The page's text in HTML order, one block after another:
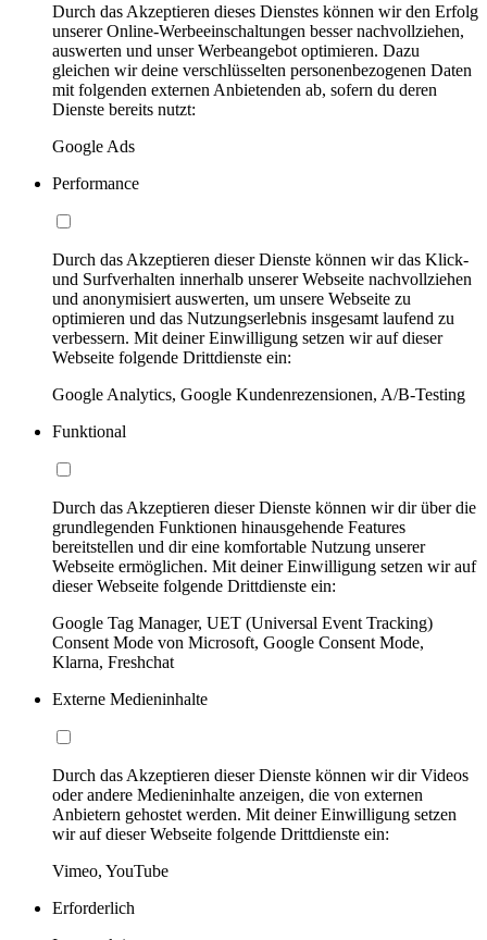
Durch das Akzeptieren dieses Dienstes können wir den Erfolg
unserer Online-Werbeeinschaltungen besser nachvollziehen,
auswerten und unser Werbeangebot optimieren. Dazu
gleichen wir deine verschlüsselten personenbezogenen Daten
mit folgenden externen Anbietenden ab, sofern du deren
Dienste bereits nutzt:
Google Ads
Performance
Durch das Akzeptieren dieser Dienste können wir das Klick-
und Surfverhalten innerhalb unserer Webseite nachvollziehen
und anonymisiert auswerten, um unsere Webseite zu
optimieren und das Nutzungserlebnis insgesamt laufend zu
verbessern. Mit deiner Einwilligung setzen wir auf dieser
Webseite folgende Drittdienste ein:
Google Analytics, Google Kundenrezensionen, A/B-Testing
Funktional
Durch das Akzeptieren dieser Dienste können wir dir über die
grundlegenden Funktionen hinausgehende Features
bereitstellen und dir eine komfortable Nutzung unserer
Webseite ermöglichen. Mit deiner Einwilligung setzen wir auf
dieser Webseite folgende Drittdienste ein:
Google Tag Manager, UET (Universal Event Tracking)
Consent Mode von Microsoft, Google Consent Mode,
Klarna, Freshchat
Externe Medieninhalte
Durch das Akzeptieren dieser Dienste können wir dir Videos
oder andere Medieninhalte anzeigen, die von externen
Anbietern gehostet werden. Mit deiner Einwilligung setzen
wir auf dieser Webseite folgende Drittdienste ein:
Vimeo, YouTube
Erforderlich